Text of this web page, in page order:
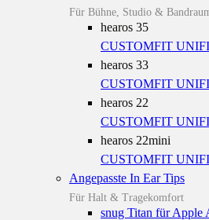
Für Bühne, Studio &
hearos 35
CUSTOMFIT
hearos 33
CUSTOMFIT
hearos 22
CUSTOMFIT
hearos 22mini
CUSTOMFIT
Angepasste In Ear Tips
Für Halt & Tragekomfort
snug Titan für Apple